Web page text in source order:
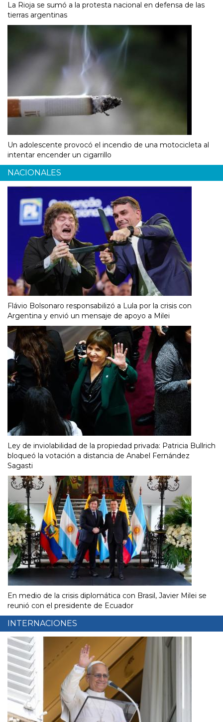
La Rioja se sumó a la protesta nacional en defensa de las
tierras argentinas
Un adolescente provocó el incendio de una motocicleta al
intentar encender un cigarrillo
NACIONALES
Flávio Bolsonaro responsabilizó a Lula por la crisis con
Argentina y envió un mensaje de apoyo a Milei
Ley de inviolabilidad de la propiedad privada: Patricia Bullrich
bloqueó la votación a distancia de Anabel Fernández
Sagasti
En medio de la crisis diplomática con Brasil, Javier Milei se
reunió con el presidente de Ecuador
INTERNACIONES